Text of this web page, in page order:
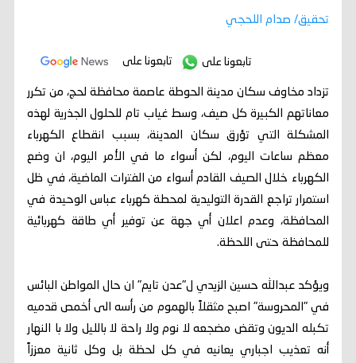
تحقيق/ صدام اللحجي
تابعونا على تابعونا على
تزداد مخاوف سكان مدينة الحوطة عاصمة محافظة لحج، من تكرر
معاناتهم الكبيرة كل صيف، وسط غياب تام للحلول الجذرية لهذه
المشكلة التي تؤرق سكان المدينة، بسبب انقطاع الكهرباء
معظم ساعات اليوم، لكن أسواء ما في الأمر اليوم، ان وضع
الكهرباء خلال الصيف القادم أسواء من الفترات الماضية، في ظل
استمرار تراجع القدرة التوليدية لمحطة كهرباء عباس الوحيدة في
المحافظة، وعدم اعلان أي جهة عن توفير أي طاقة كهربائية
للمحافظة حتى اللحظة.
ويؤكد عبدالله حسين الزيدي ل"عدن تايم" ان حال المواطن البائس
في "المحروسة" اصبح مثقلاً بالهموم من رأسه الى أخمص قدميه
تكبله الديون وتقض مضجعه لا نوم ولا راحة لا بالليل ولا با النهار
أنه تعذيب اجباري يعانيه في كل لحظة بل وكل ثانية معززاً